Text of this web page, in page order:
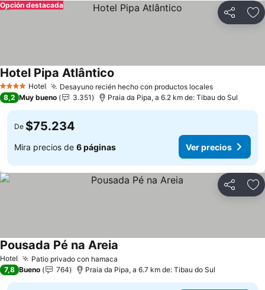
Compartir
Opción destacada
4 EstrellasHotel Desayuno recién hecho con productos locales
Hotel Pipa Atlântico
8,2 Muy bueno 3.351 Praia da Pipa, a 6.2 km de: Tibau do Sul
De $75.234
Mira precios de 6 páginas Ver precios
Compartir
Hotel Patio privado con hamaca
Pousada Pé na Areia
7,8 Bueno 764 Praia da Pipa, a 6.7 km de: Tibau do Sul